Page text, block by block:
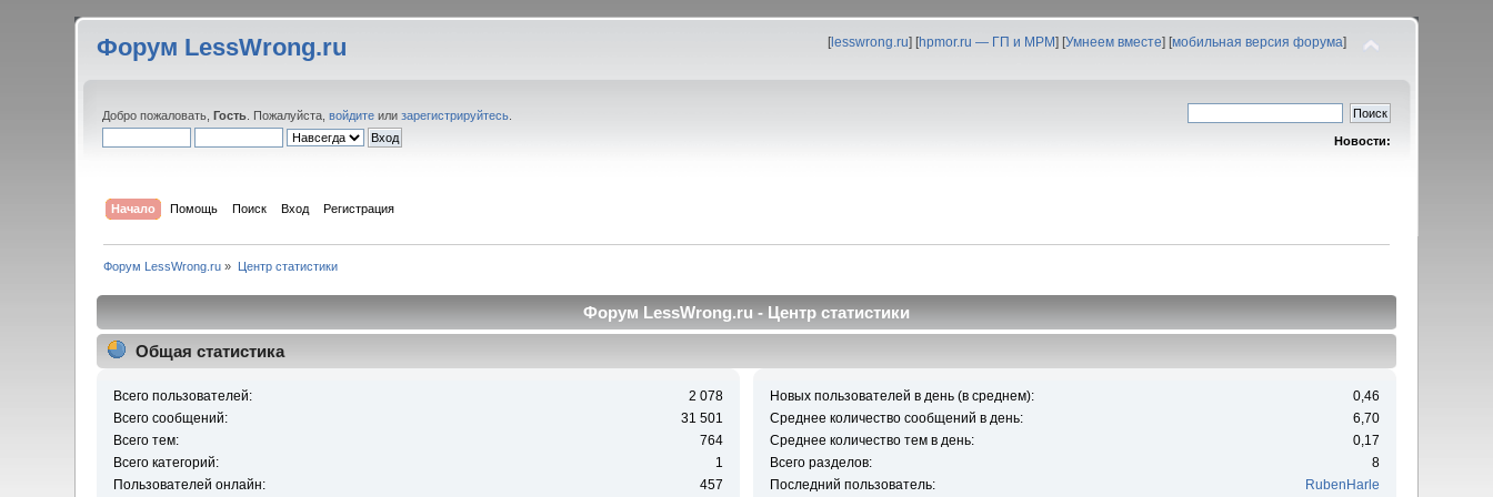
Форум LessWrong.ru [lesswrong.ru] [hpmor.ru — ГП и МРМ] [Умнеем вместе] [мобильная версия форума]
Добро пожаловать,Гость . Пожалуйста,войдите илизарегистрируйтесь
Новости:
Начало Помощь Поиск Вход Регистрация
Форум LessWrong.ru » Центр статистики
Форум LessWrong.ru - Центр статистики
Общая статистика
Всего пользователей:
2 078
Всего сообщений:
31 501
Всего тем:
764
Всего категорий:
1
Пользователей онлайн:
457
Новых пользователей в день (в среднем):
0,46
Среднее количество сообщений в день:
6,70
Среднее количество тем в день:
0,17
Всего разделов:
8
Последний пользователь:
RubenHarle